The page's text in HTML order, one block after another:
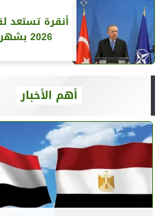
أنقرة تستعد
2026 بشهر يوليو
أهم الأخبار